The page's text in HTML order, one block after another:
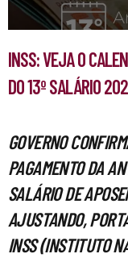
INSS: VEJA O
DO 13º SALÁRIO
GOVERNO
PAGAMENTO DA
SALÁRIO DE
AJUSTANDO,
INSS (INSTITUTO